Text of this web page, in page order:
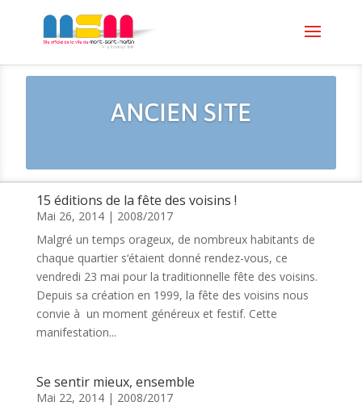
ANCIEN SITE
15 éditions de la fête des voisins !
Mai 26, 2014| 2008/2017
Malgré un temps orageux, de nombreux habitants de
chaque quartier s‘étaient donné rendez-vous, ce
vendredi 23 mai pour la traditionnelle fête des voisins.
Depuis sa création en 1999, la fête des voisins nous
convie à un moment généreux et festif. Cette
manifestation...
Se sentir mieux, ensemble
Mai 22, 2014| 2008/2017